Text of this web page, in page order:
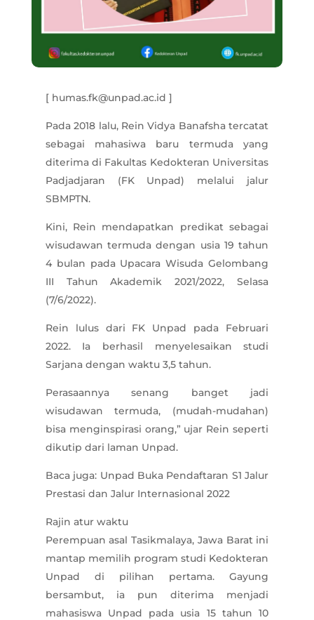
[ humas.fk@unpad.ac.id ]
Pada 2018 lalu, Rein Vidya Banafsha tercatat
sebagai mahasiwa baru termuda yang
diterima di Fakultas Kedokteran Universitas
Padjadjaran (FK Unpad) melalui jalur
SBMPTN.
Kini, Rein mendapatkan predikat sebagai
wisudawan termuda dengan usia 19 tahun
4 bulan pada Upacara Wisuda Gelombang
III Tahun Akademik 2021/2022, Selasa
(7/6/2022).
Rein lulus dari FK Unpad pada Februari
2022. Ia berhasil menyelesaikan studi
Sarjana dengan waktu 3,5 tahun.
Perasaannya senang banget jadi
wisudawan termuda, (mudah-mudahan)
bisa menginspirasi orang,” ujar Rein seperti
dikutip dari laman Unpad.
Baca juga: Unpad Buka Pendaftaran S1 Jalur
Prestasi dan Jalur Internasional 2022
Rajin atur waktu
Perempuan asal Tasikmalaya, Jawa Barat ini
mantap memilih program studi Kedokteran
Unpad di pilihan pertama. Gayung
bersambut, ia pun diterima menjadi
mahasiswa Unpad pada usia 15 tahun 10